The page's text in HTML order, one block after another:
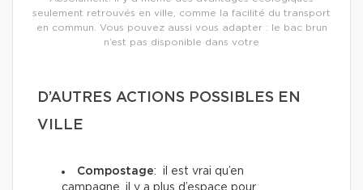
seulement retrouvés en ville, comme la facilité du transport
en commun. Vous pouvez aussi vous adapter : le bac brun
n’est pas disponible dans votre
D’AUTRES ACTIONS POSSIBLES EN
VILLE
Compostage: il est vrai qu’en